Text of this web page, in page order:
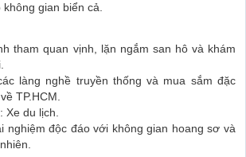
gian biển cả.
tham quan vịnh, lặn ngắm san hô và khám
làng nghề truyền thống và mua sắm đặc
TP.HCM.
: Xe du lịch.
nghiệm độc đáo với không gian hoang sơ và